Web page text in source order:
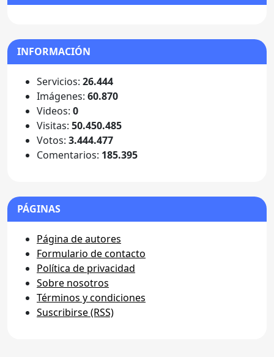
INFORMACIÓN
Servicios: 26.444
Imágenes: 60.870
Videos: 0
Visitas: 50.450.485
Votos: 3.444.477
Comentarios: 185.395
PÁGINAS
Página de autores
Formulario de contacto
Política de privacidad
Sobre nosotros
Términos y condiciones
Suscribirse (RSS)